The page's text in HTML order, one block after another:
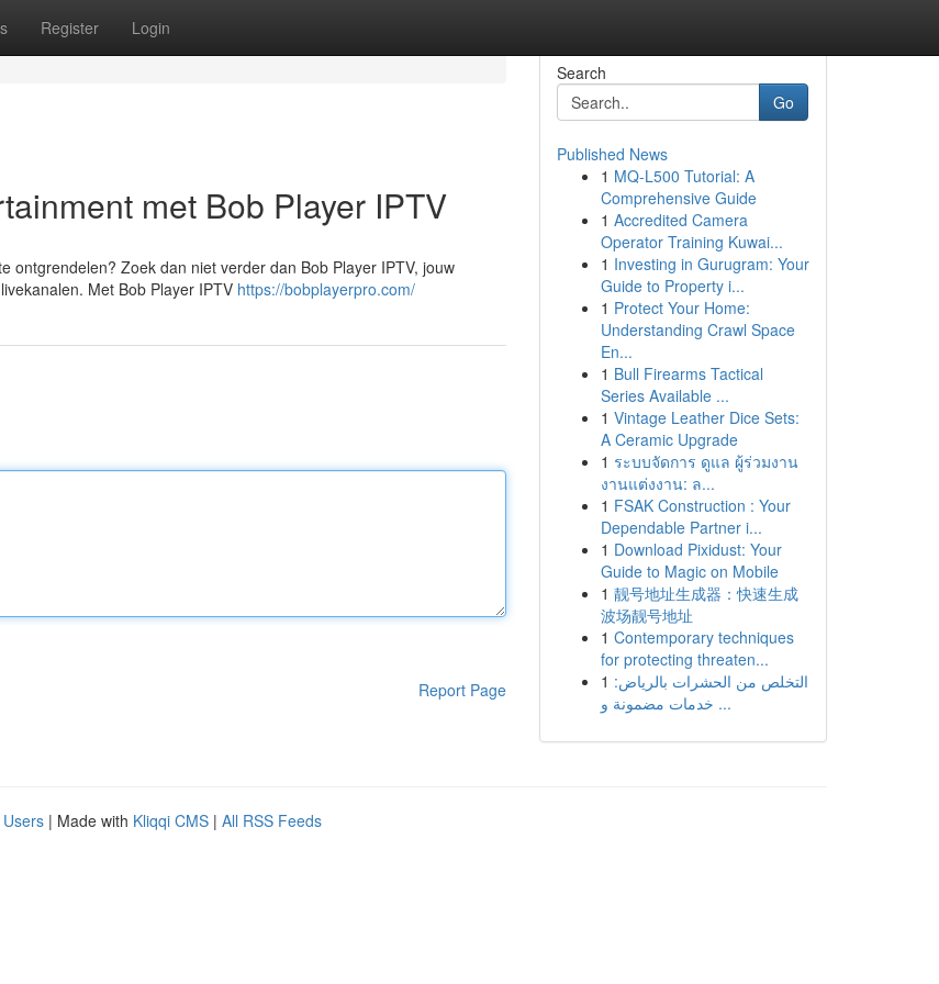
Register Login
met Bob Player IPTV
ontgrendelen? Zoek dan niet verder dan Bob Player IPTV, jouw
Met Bob Player IPTV https://bobplayerpro.com/
Report Page
Search
Go
Published News
1 MQ-L500 Tutorial: A
Comprehensive Guide
1 Accredited Camera
Operator Training Kuwai...
1 Investing in Gurugram: Your
Guide to Property i...
1 Protect Your Home:
Understanding Crawl Space
En...
1 Bull Firearms Tactical
Series Available ...
1 Vintage Leather Dice Sets:
A Ceramic Upgrade
1 ระบบจัดการ ดูแล ผู้ร่วมงาน
งานแต่งงาน: ล...
1 FSAK Construction : Your
Dependable Partner i...
1 Download Pixidust: Your
Guide to Magic on Mobile
1 靓号地址生成器：快速生成
波场靓号地址
1 Contemporary techniques
for protecting threaten...
1 التخلص من الحشرات بالرياض:
خدمات مضمونة و ...
| Made with Kliqqi CMS | All RSS Feeds